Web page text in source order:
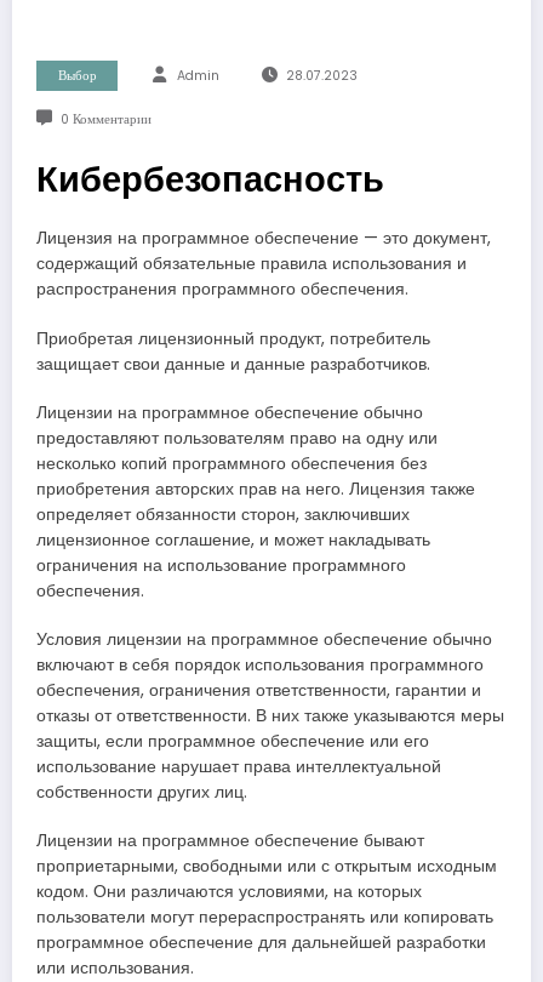
Выбор Admin 28.07.2023
0 Комментарии
Кибербезопасность
Лицензия на программное обеспечение — это документ,
содержащий обязательные правила использования и
распространения программного обеспечения.
Приобретая лицензионный продукт, потребитель
защищает свои данные и данные разработчиков.
Лицензии на программное обеспечение обычно
предоставляют пользователям право на одну или
несколько копий программного обеспечения без
приобретения авторских прав на него. Лицензия также
определяет обязанности сторон, заключивших
лицензионное соглашение, и может накладывать
ограничения на использование программного
обеспечения.
Условия лицензии на программное обеспечение обычно
включают в себя порядок использования программного
обеспечения, ограничения ответственности, гарантии и
отказы от ответственности. В них также указываются меры
защиты, если программное обеспечение или его
использование нарушает права интеллектуальной
собственности других лиц.
Лицензии на программное обеспечение бывают
проприетарными, свободными или с открытым исходным
кодом. Они различаются условиями, на которых
пользователи могут перераспространять или копировать
программное обеспечение для дальнейшей разработки
или использования.